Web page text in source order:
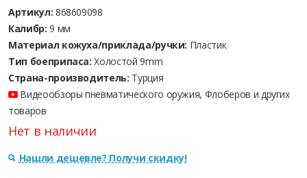
Артикул: 868609098
Калибр: 9 мм
Материал кожуха/приклада/ручки: Пластик
Тип боеприпаса: Холостой 9mm
Страна-производитель: Турция
Видеообзоры пневматического оружия, Флоберов и других
товаров
Нет в наличии
Нашли дешевле? Получи скидку!